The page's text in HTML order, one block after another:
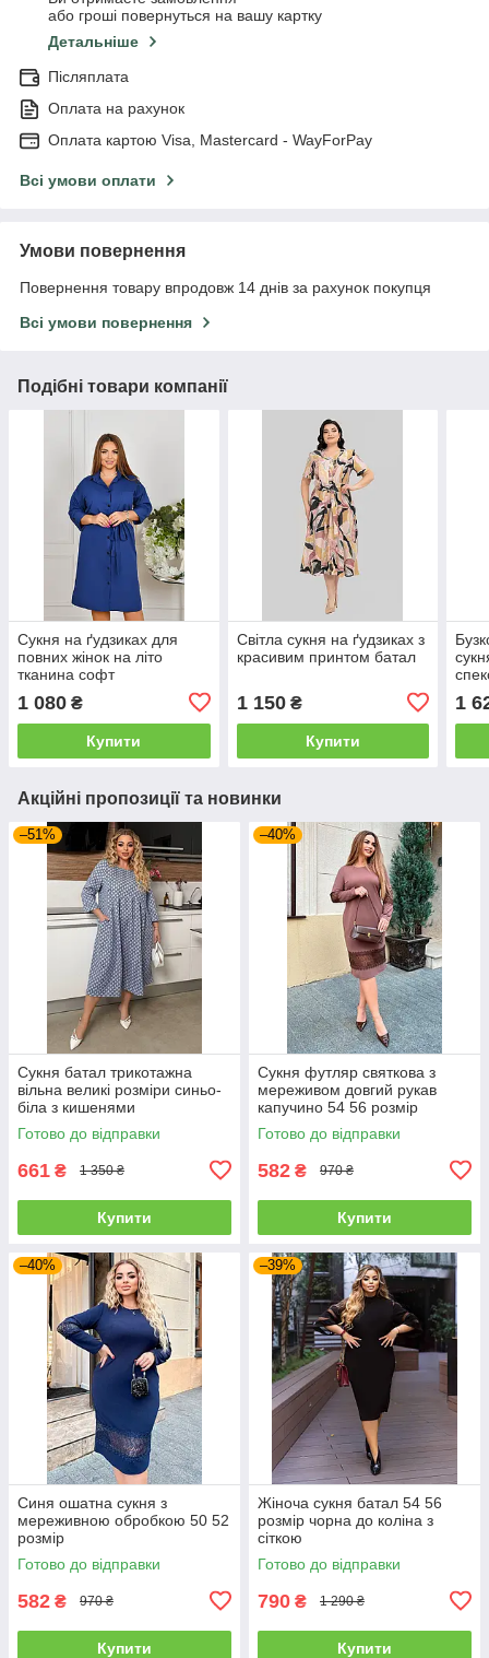
або гроші повернуться на вашу картку
Детальніше
Післяплата
Оплата на рахунок
Оплата картою Visa, Mastercard - WayForPay
Всі умови оплати
Умови повернення
Повернення товару впродовж 14 днів за рахунок покупця
Всі умови повернення
Подібні товари компанії
Сукня на ґудзиках для
повних жінок на літо
тканина софт
1 080 ₴
Купити
Світла сукня на ґудзиках з
красивим принтом батал
1 150₴
Купити
1
Акційні пропозиції та новинки
–51%
Сукня батал трикотажна
вільна великі розміри синьо-
біла з кишенями
Готово до відправки
661 ₴ 1 350 ₴
Купити
–40%
Сукня футляр святкова з
мереживом довгий рукав
капучино 54 56 розмір
Готово до відправки
582 ₴ 970 ₴
Купити
–40%
Синя ошатна сукня з
мереживною обробкою 50 52
розмір
Готово до відправки
582 ₴ 970 ₴
Купити
–39%
Жіноча сукня батал 54 56
розмір чорна до коліна з
сіткою
Готово до відправки
790 ₴ 1 290 ₴
Купити